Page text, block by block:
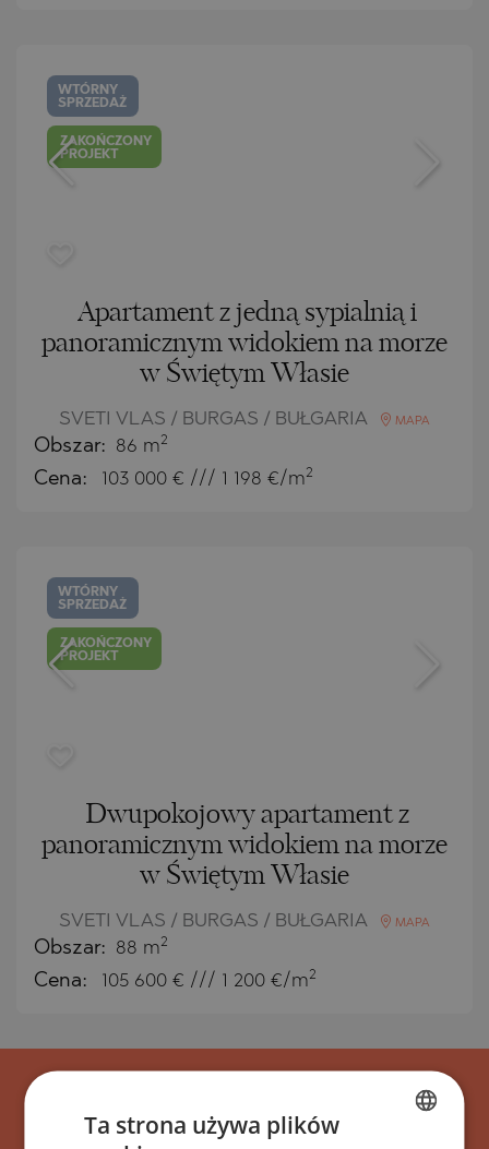
WTÓRNY
SPRZEDAŻ
ZAKOŃCZONY
PROJEKT
Apartament z jedną sypialnią i
panoramicznym widokiem na morze
w Świętym Własie
SVETI VLAS / BURGAS / BUŁGARIA MAPA
Obszar: 86 m2
Cena: 103 000 € /// 1 198 €/m2
WTÓRNY
SPRZEDAŻ
ZAKOŃCZONY
PROJEKT
Dwupokojowy apartament z
panoramicznym widokiem na morze
w Świętym Własie
SVETI VLAS / BURGAS / BUŁGARIA MAPA
Obszar: 88 m2
Cena: 105 600 € /// 1 200 €/m2
Ta strona używa plików